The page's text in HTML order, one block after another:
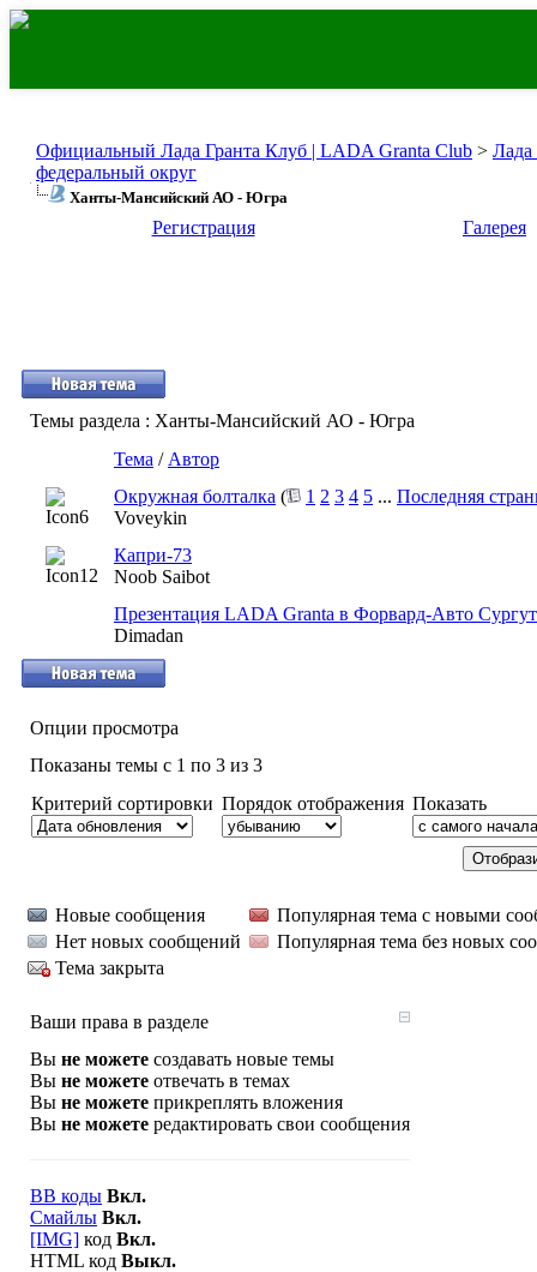
Официальный Лада Гранта Клуб | LADA Granta Club > Лада
федеральный округ
Ханты-Мансийский АО - Югра
Регистрация Галерея
Темы раздела : Ханты-Мансийский АО - Югра
Тема / Автор
Окружная болталка ( 1 2 3 4 5 ... Последняя
Voveykin
Капри-73
Noob Saibot
Презентация LADA Granta в Форвард-Авто Сургут
Dimadan
Опции просмотра
Показаны темы с 1 по 3 из 3
Критерий сортировки Порядок отображения Показать
Новые сообщения
Популярная тема с новыми
Нет новых сообщений
Популярная тема без новых
Тема закрыта
Ваши права в разделе
Вы не можете создавать новые темы
Вы не можете отвечать в темах
Вы не можете прикреплять вложения
Вы не можете редактировать свои сообщения
BB коды Вкл.
Смайлы Вкл.
[IMG] код Вкл.
HTML код Выкл.